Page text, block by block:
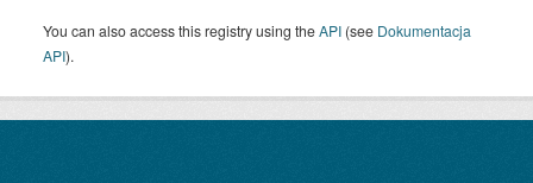
You can also access this registry using theAPI (see Dokumentacja
API).